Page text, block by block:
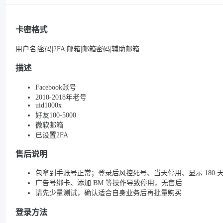
卡密格式
用户名|密码|2FA|邮箱|邮箱密码|辅助邮箱
描述
Facebook账号
2010-2018年老号
uid1000x
好友100-5000
微软邮箱
已设置2FA
售后说明
包拿到手账号正常；登录后风控死号、当天停用、显示 180
广告号绑卡、添加 BM 等操作导致停用，无售后
请先少量测试，确认适合自身业务后再批量购买
登录方法